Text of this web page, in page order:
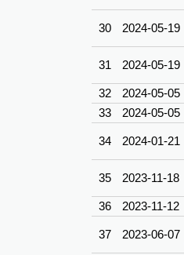
30 2024-05-19
31 2024-05-19
32 2024-05-05
33
2024-05-05
34 2024-01-21
35 2023-11-18
36 2023-11-12
37 2023-06-07